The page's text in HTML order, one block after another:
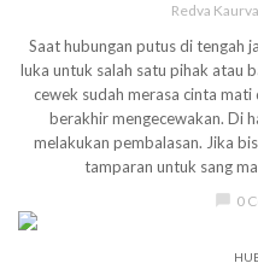
Redva
Saat hubungan putus di tengah
luka untuk salah satu pihak atau
cewek sudah merasa cinta
berakhir mengecewakan. Di
melakukan pembalasan. Jika
tamparan untuk sang
chat_bubble 0